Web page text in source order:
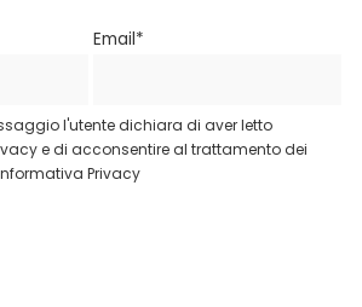
Email*
l'utente dichiara di aver letto
e di acconsentire al trattamento dei
Privacy